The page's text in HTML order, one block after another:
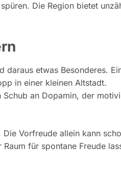
Die Region bietet
daraus etwas Besonderes.
in einer kleinen Altstadt.
Schub an Dopamin, der
Vorfreude allein kann
für spontane Freude